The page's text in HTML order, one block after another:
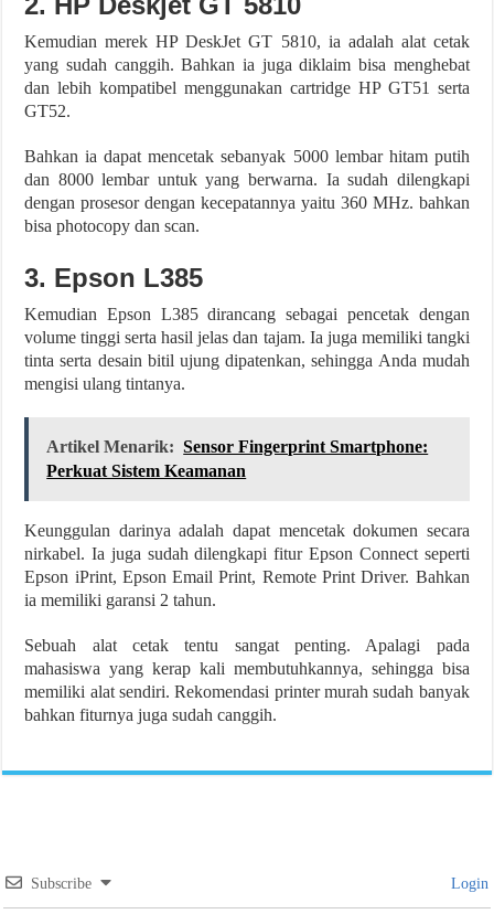
Kemudian merek HP DeskJet GT 5810, ia adalah alat cetak
yang sudah canggih. Bahkan ia juga diklaim bisa menghebat
dan lebih kompatibel menggunakan cartridge HP GT51 serta
GT52.
Bahkan ia dapat mencetak sebanyak 5000 lembar hitam putih
dan 8000 lembar untuk yang berwarna. Ia sudah dilengkapi
dengan prosesor dengan kecepatannya yaitu 360 MHz. bahkan
bisa photocopy dan scan.
3. Epson L385
Kemudian Epson L385 dirancang sebagai pencetak dengan
volume tinggi serta hasil jelas dan tajam. Ia juga memiliki tangki
tinta serta desain bitil ujung dipatenkan, sehingga Anda mudah
mengisi ulang tintanya.
Artikel Menarik: Sensor Fingerprint Smartphone:
Perkuat Sistem Keamanan
Keunggulan darinya adalah dapat mencetak dokumen secara
nirkabel. Ia juga sudah dilengkapi fitur Epson Connect seperti
Epson iPrint, Epson Email Print, Remote Print Driver. Bahkan
ia memiliki garansi 2 tahun.
Sebuah alat cetak tentu sangat penting. Apalagi pada
mahasiswa yang kerap kali membutuhkannya, sehingga bisa
memiliki alat sendiri. Rekomendasi printer murah sudah banyak
bahkan fiturnya juga sudah canggih.
Subscribe Login